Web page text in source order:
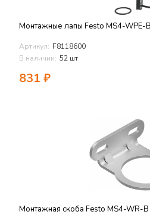
Монтажные лапы Festo MS4-WPE-
Артикул: F8118600
В наличии: 52 шт
831 ₽
Монтажная скоба Festo MS4-WR-B